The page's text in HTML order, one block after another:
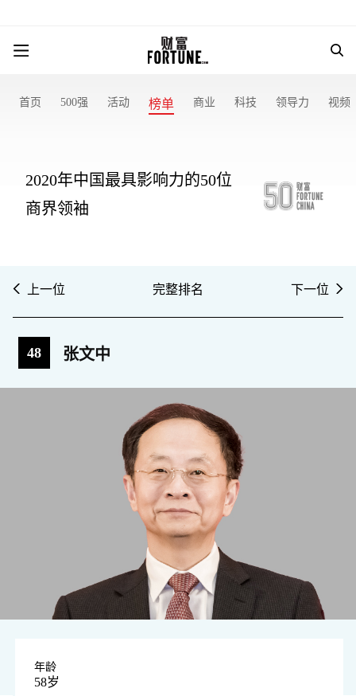
首页 500强 活动 榜单 商业 科技 领导力 视频
2020年中国最具影响力的50位
商界领袖
上一位 完整排名 下一位
48 张文中
年龄
58岁